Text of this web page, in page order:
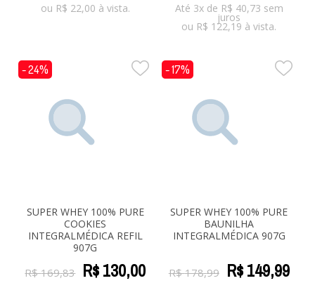
ou R$ 22,00 à vista. Até 3x de R$ 40,73 sem
juros
ou R$ 122,19 à vista.
- 24%
SUPER WHEY 100% PURE
COOKIES
INTEGRALMÉDICA REFIL
907G
R$169,83 R$130,00
- 17%
SUPER WHEY 100% PURE
BAUNILHA
INTEGRALMÉDICA 907G
R$178,99 R$149,99